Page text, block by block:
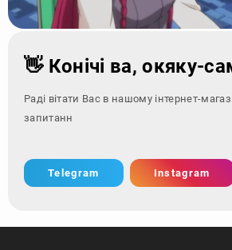
👋 Конічі ва, окяку-
Раді вітати Вас в нашому інтернет-
запитання - зверніт
Telegram Instagram